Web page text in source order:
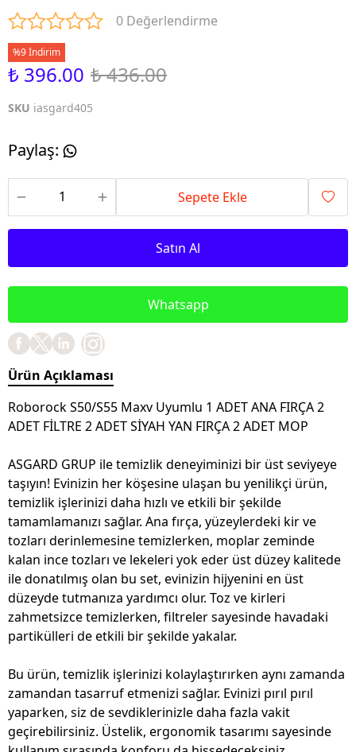
0 Değerlendirme
%9 İndirim
₺ 396.00 ₺ 436.00
SKU iasgard405
Paylaş:
Sepete Ekle
Satın Al
Whatsapp
Ürün Açıklaması
Roborock S50/S55 Maxv Uyumlu 1 ADET ANA FIRÇA 2
ADET FİLTRE 2 ADET SİYAH YAN FIRÇA 2 ADET MOP
ASGARD GRUP ile temizlik deneyiminizi bir üst seviyeye
taşıyın! Evinizin her köşesine ulaşan bu yenilikçi ürün,
temizlik işlerinizi daha hızlı ve etkili bir şekilde
tamamlamanızı sağlar. Ana fırça, yüzeylerdeki kir ve
tozları derinlemesine temizlerken, moplar zeminde
kalan ince tozları ve lekeleri yok eder üst düzey kalitede
ile donatılmış olan bu set, evinizin hijyenini en üst
düzeyde tutmanıza yardımcı olur. Toz ve kirleri
zahmetsizce temizlerken, filtreler sayesinde havadaki
partikülleri de etkili bir şekilde yakalar.
Bu ürün, temizlik işlerinizi kolaylaştırırken aynı zamanda
zamandan tasarruf etmenizi sağlar. Evinizi pırıl pırıl
yaparken, siz de sevdiklerinizle daha fazla vakit
geçirebilirsiniz. Üstelik, ergonomik tasarımı sayesinde